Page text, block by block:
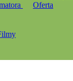
Oferta